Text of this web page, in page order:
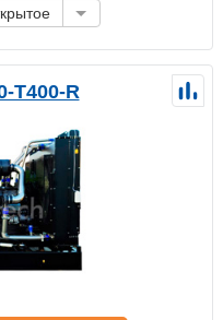
Т400-R